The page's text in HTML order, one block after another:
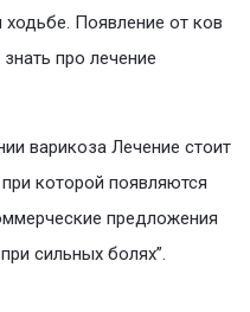
Появление от ков
про лечение
варикоза Лечение стоит
которой появляются
предложения
сильных болях”.